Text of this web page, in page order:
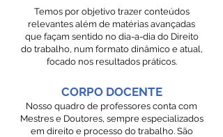
Temos por objetivo trazer conteúdos
relevantes além de matérias avançadas
que façam sentido no dia-a-dia do Direito
do trabalho, num formato dinâmico e atual,
focado nos resultados práticos.
CORPO DOCENTE
Nosso quadro de professores conta com
Mestres e Doutores, sempre especializados
em direito e processo do trabalho. São